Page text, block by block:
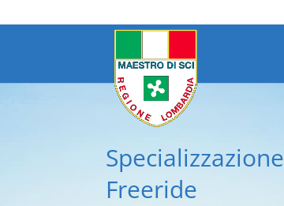
Specializzazione
Freeride